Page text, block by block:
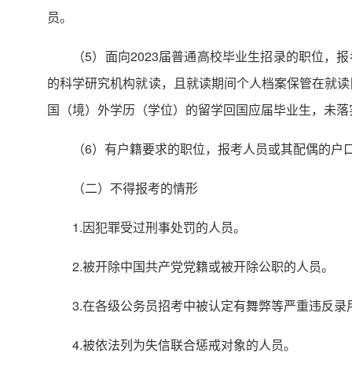
员。
（5）面向2023届普通高校毕业生招录的职位，
的科学研究机构就读，且就读期间个人档案保管在就
国（境）外学历（学位）的留学回国应届毕业生，未
（6）有户籍要求的职位，报考人员或其配偶的
（二）不得报考的情形
1.因犯罪受过刑事处罚的人员。
2.被开除中国共产党党籍或被开除公职的人员。
3.在各级公务员招考中被认定有舞弊等严重违反
4.被依法列为失信联合惩戒对象的人员。